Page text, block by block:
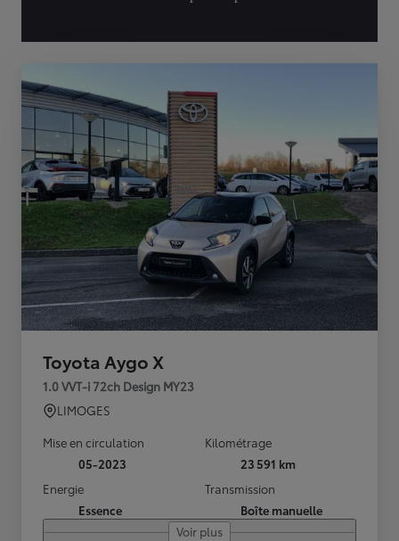
Toyota Aygo X
1.0 VVT-i 72ch Design MY23
LIMOGES
Mise en circulation
05-2023
Kilométrage
23 591 km
Energie
Essence
Transmission
Boîte manuelle
Voir plus